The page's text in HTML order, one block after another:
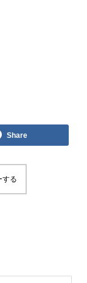
Share
する